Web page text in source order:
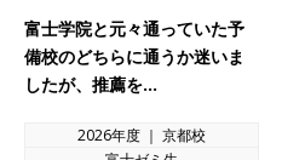
富士学院と元々通っていた予
備校のどちらに通うか迷いま
したが、推薦を…
2026年度 ｜ 京都校